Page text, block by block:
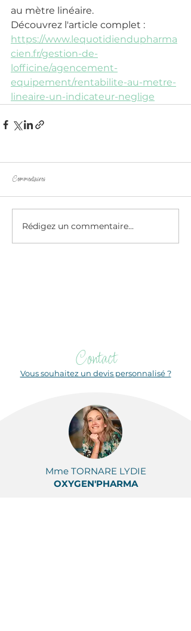
au mètre linéaire.
Découvrez l'article complet :
https://www.lequotidiendupharma
cien.fr/gestion-de-
lofficine/agencement-
equipement/rentabilite-au-metre-
lineaire-un-indicateur-neglige
Commentaires
Rédigez un commentaire...
Vous souhaitez un devis personnalisé ?
Contact
Mme TORNARE LYDIE
OXYGEN'PHARMA